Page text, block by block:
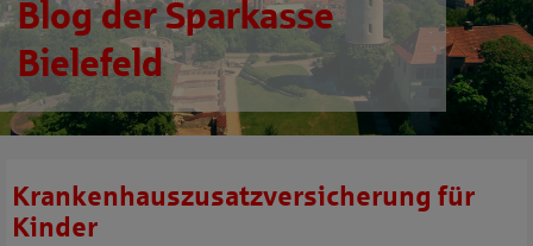
Blog der Sparkasse
Bielefeld
Krankenhauszusatzversicherung für
Kinder